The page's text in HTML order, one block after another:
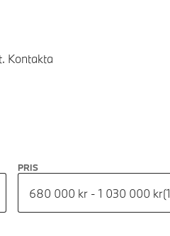
Kontakta
PRIS
680 000 kr - 1 030 000 kr(1